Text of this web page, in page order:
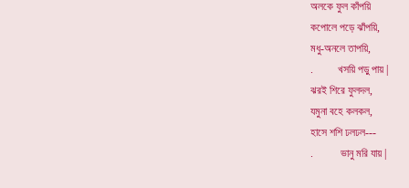
অলকে ফুল কাঁপয়ি
কপোলে পড়ে ঝাঁপয়ি,
মধু-অনলে তাপয়ি,
. খসয়ি পড়ু পায় |
ঝরই শিরে ফুলদল,
যমুনা বহে কলকল,
হাসে শশি ঢলঢল---
. ভানু মরি যায় |